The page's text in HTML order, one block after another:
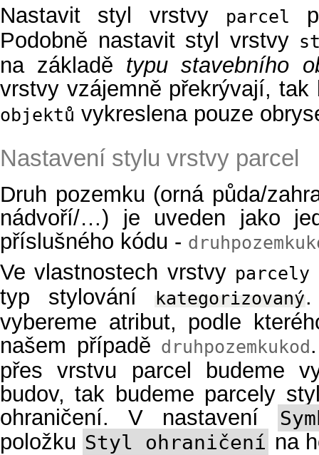
Nastavit styl vrstvy parcel
Podobně nastavit styl vrstvy
na základě typu stavebního
vrstvy vzájemně překrývají,
objektů vykreslena pouze
Nastavení stylu vrstvy parcel
Druh pozemku (orná půda/
nádvoří/…) je uveden jako
příslušného kódu -
Ve vlastnostech vrstvy parcely
typ stylování
kategorizovaný
vybereme atribut, podle
našem případě druhpozemkukod
přes vrstvu parcel budeme
budov, tak budeme parcely
ohraničení. V nastavení
položku Styl ohraničení na